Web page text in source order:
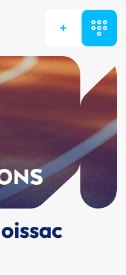
+